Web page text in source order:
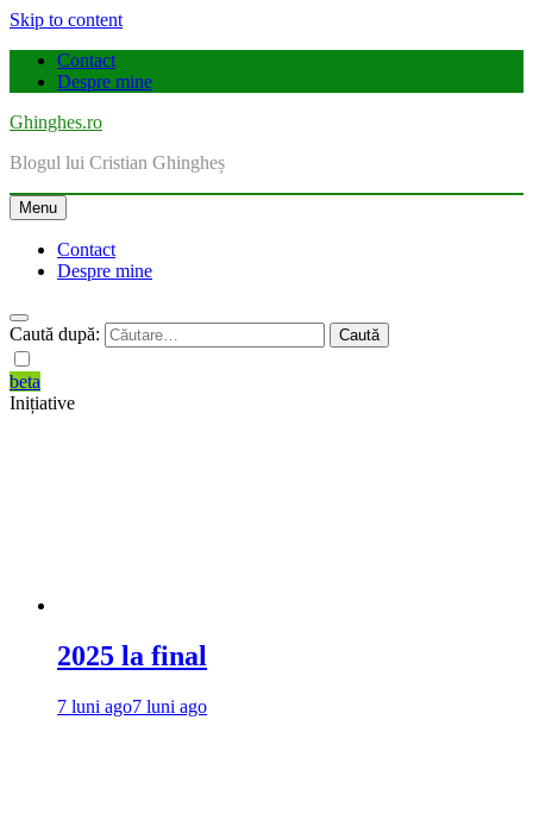
Skip to content
Contact
Despre mine
Ghinghes.ro
Blogul lui Cristian Ghingheș
Menu
Contact
Despre mine
Caută după:
beta
Inițiative
2025 la final
7 luni ago7 luni ago